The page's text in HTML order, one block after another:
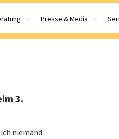
Presse & Media
3.
niemand